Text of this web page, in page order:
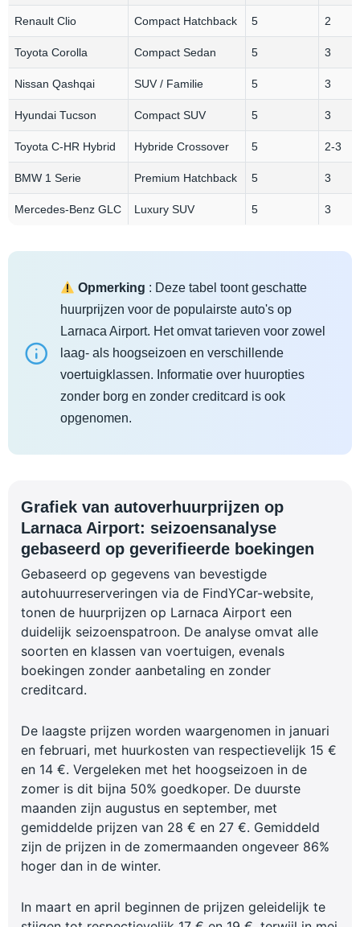
Renault Clio Compact Hatchback 5 2
Toyota Corolla Compact Sedan 5 3
Nissan Qashqai SUV / Familie 5 3
Hyundai Tucson Compact SUV 5 3
Toyota C-HR Hybrid Hybride Crossover 5 2-3
BMW 1 Serie Premium Hatchback 5 3
Mercedes-Benz GLC Luxury SUV 5 3
Opmerking : Deze tabel toont geschatte
huurprijzen voor de populairste auto's op
Larnaca Airport. Het omvat tarieven voor zowel
laag- als hoogseizoen en verschillende
voertuigklassen. Informatie over huuropties
zonder borg en zonder creditcard is ook
opgenomen.
Grafiek van autoverhuurprijzen op
Larnaca Airport: seizoensanalyse
gebaseerd op geverifieerde boekingen
Gebaseerd op gegevens van bevestigde
autohuurreserveringen via de FindYCar-website,
tonen de huurprijzen op Larnaca Airport een
duidelijk seizoenspatroon. De analyse omvat alle
soorten en klassen van voertuigen, evenals
boekingen zonder aanbetaling en zonder
creditcard.
De laagste prijzen worden waargenomen in januari
en februari, met huurkosten van respectievelijk 15 €
en 14 €. Vergeleken met het hoogseizoen in de
zomer is dit bijna 50% goedkoper. De duurste
maanden zijn augustus en september, met
gemiddelde prijzen van 28 € en 27 €. Gemiddeld
zijn de prijzen in de zomermaanden ongeveer 86%
hoger dan in de winter.
In maart en april beginnen de prijzen geleidelijk te